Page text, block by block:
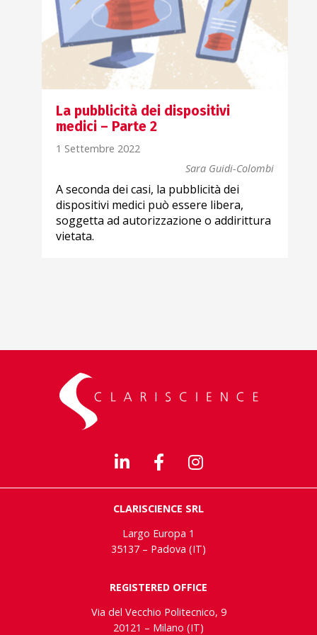
La pubblicità dei dispositivi
medici – Parte 2
1 Settembre 2022
Sara Guidi-Colombi
A seconda dei casi, la pubblicità dei
dispositivi medici può essere libera,
soggetta ad autorizzazione o addirittura
vietata.
CLARISCIENCE SRL
Largo Europa 1
35137 – Padova (IT)
REGISTERED OFFICE
Via del Vecchio Politecnico, 9
20121 – Milano (IT)